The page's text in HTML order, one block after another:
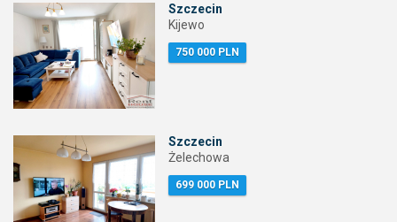
Szczecin
Kijewo
750 000 PLN
Szczecin
Żelechowa
699 000 PLN